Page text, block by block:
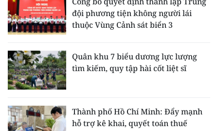
đội phương tiện không người lái
thuộc Vùng Cảnh sát biển 3
Quân khu 7 biểu dương lực lượng
tìm kiếm, quy tập hài cốt liệt sĩ
Thành phố Hồ Chí Minh: Đẩy mạnh
hỗ trợ kê khai, quyết toán thuế